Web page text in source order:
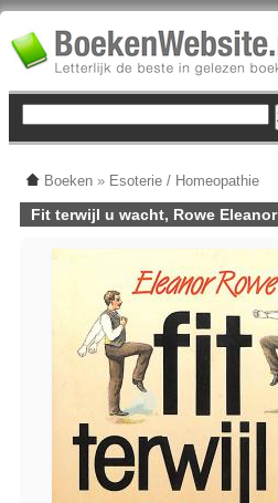
Boeken » Esoterie / Homeopathie
Fit terwijl u wacht, Rowe Eleanor